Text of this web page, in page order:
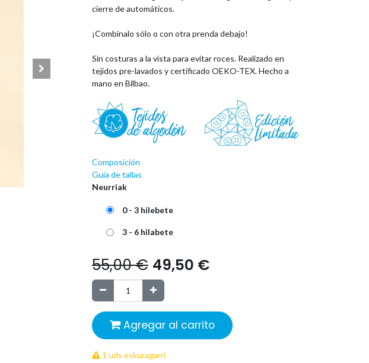
cierre de automáticos.
¡Combínalo sólo o con otra prenda debajo!
Sin costuras a la vista para evitar roces. Realizado en
tejidos pre-lavados y certificado OEKO-TEX. Hecho a
mano en Bilbao.
Composición
Guía de tallas
Neurriak
0 - 3 hilebete
3 - 6 hilabete
55,00€ 49,50 €
Agregar al carrito
1 uds eskuragarri